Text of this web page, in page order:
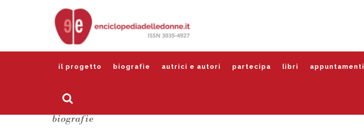
il progetto biografie autrici e autori partecipa libri appuntamenti
biografie